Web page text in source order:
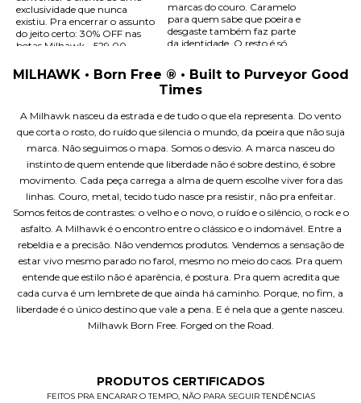
MILHAWK • Born Free ® • Built to Purveyor Good
Times
A Milhawk nasceu da estrada e de tudo o que ela representa. Do vento
que corta o rosto, do ruído que silencia o mundo, da poeira que não suja
marca. Não seguimos o mapa. Somos o desvio. A marca nasceu do
instinto de quem entende que liberdade não é sobre destino, é sobre
movimento. Cada peça carrega a alma de quem escolhe viver fora das
linhas. Couro, metal, tecido tudo nasce pra resistir, não pra enfeitar.
Somos feitos de contrastes: o velho e o novo, o ruído e o silêncio, o rock e o
asfalto. A Milhawk é o encontro entre o clássico e o indomável. Entre a
rebeldia e a precisão. Não vendemos produtos. Vendemos a sensação de
estar vivo mesmo parado no farol, mesmo no meio do caos. Pra quem
entende que estilo não é aparência, é postura. Pra quem acredita que
cada curva é um lembrete de que ainda há caminho. Porque, no fim, a
liberdade é o único destino que vale a pena. E é nela que a gente nasceu.
Milhawk Born Free. Forged on the Road.
PRODUTOS CERTIFICADOS
FEITOS PRA ENCARAR O TEMPO, NÃO PARA SEGUIR TENDÊNCIAS